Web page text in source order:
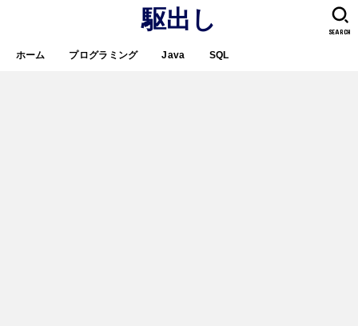
駆出し
ホーム プログラミング Java SQL
SEARCH